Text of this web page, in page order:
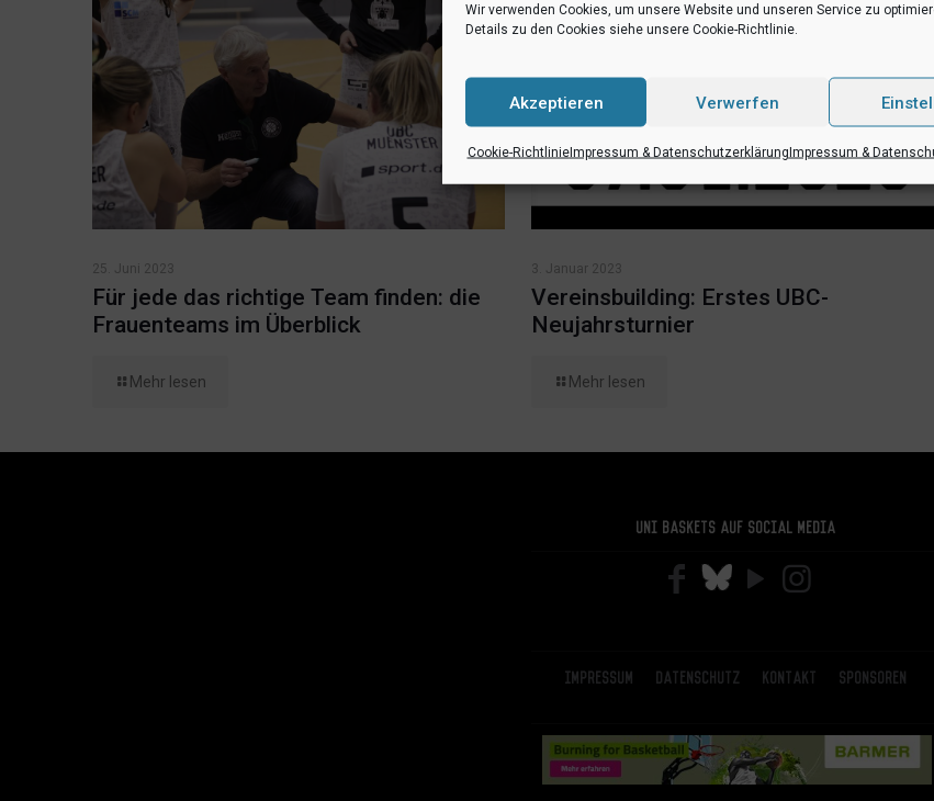
Wir verwenden Cookies, um unsere Website und unseren Service zu
Details zu den Cookies siehe unsere Cookie-Richtlinie.
Akzeptieren Verwerfen
Cookie-RichtlinieImpressum & DatenschutzerklärungImpressum &
25. Juni 2023
Für jede das richtige Team finden: die
Frauenteams im Überblick
Mehr lesen
3. Januar 2023
Vereinsbuilding: Erstes UBC-
Neujahrsturnier
Mehr lesen
Uni Baskets auf Social Media
Impressum Datenschutz Kontakt Sponsoren